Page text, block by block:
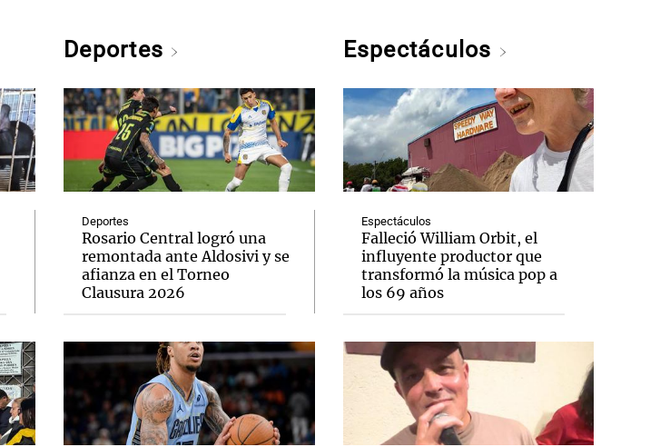
Deportes
Deportes
Rosario Central logró una
remontada ante Aldosivi y se
afianza en el Torneo
Clausura 2026
Espectáculos
Espectáculos
Falleció William Orbit, el
influyente productor que
transformó la música pop a
los 69 años